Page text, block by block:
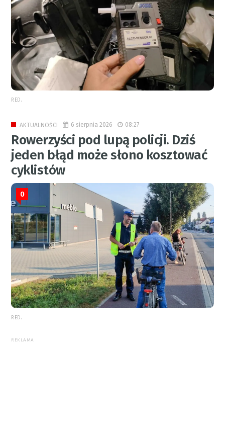
RED.
AKTUALNOŚCI 6 sierpnia 2026 08:27
Rowerzyści pod lupą policji. Dziś
jeden błąd może słono kosztować
cyklistów
0
RED.
REKLAMA